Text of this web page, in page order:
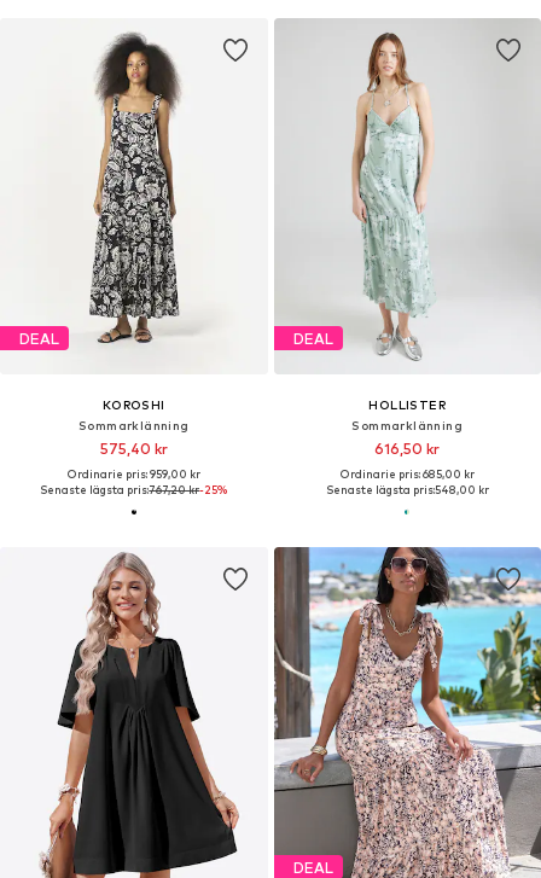
DEAL
KOROSHI
Sommarklänning
575,40 kr
Ordinarie pris: 959,00 kr
Senaste lägsta pris:767,20 kr-25%
DEAL
HOLLISTER
Sommarklänning
616,50 kr
Ordinarie pris: 685,00 kr
Senaste lägsta pris:548,00 kr
DEAL